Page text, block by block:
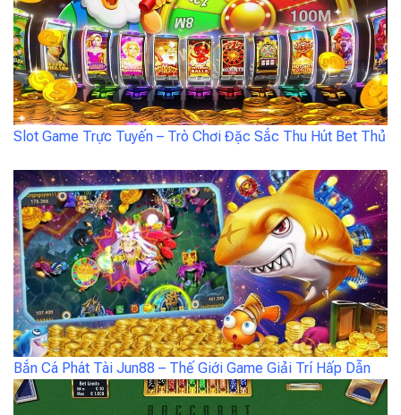
Slot Game Trực Tuyến – Trò Chơi Đặc Sắc Thu Hút Bet Thủ
Bắn Cá Phát Tài Jun88 – Thế Giới Game Giải Trí Hấp Dẫn